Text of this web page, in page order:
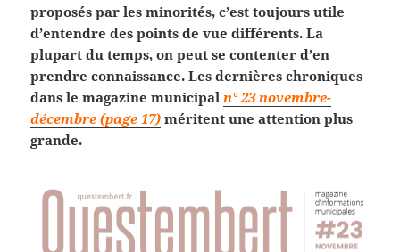
proposés par les minorités, c’est toujours utile
d’entendre des points de vue différents. La
plupart du temps, on peut se contenter d’en
prendre connaissance. Les dernières chroniques
dans le magazine municipaln° 23 novembre-
décembre (page 17) méritent une attention plus
grande.